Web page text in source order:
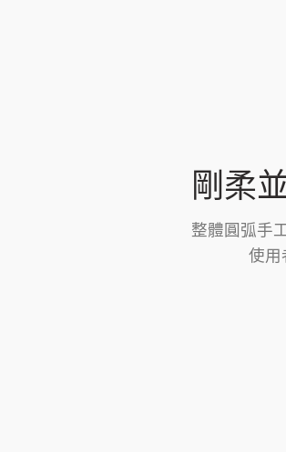
剛柔
整體圓弧手
使用